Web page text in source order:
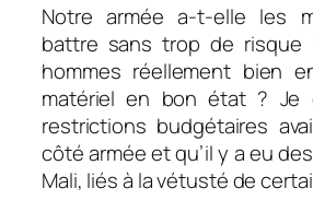
Notre armée a-t-elle les
battre sans trop de
hommes réellement bien
matériel en bon état ? Je
restrictions budgétaires
côté armée et qu’il y a eu
Mali, liés à la vétusté de